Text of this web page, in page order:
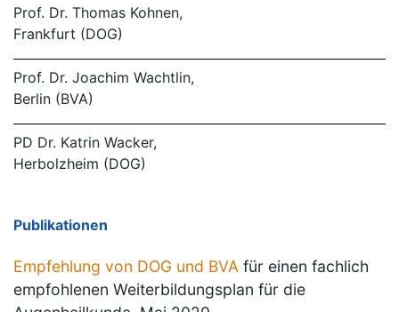
Prof. Dr. Thomas Kohnen,
Frankfurt (DOG)
Prof. Dr. Joachim Wachtlin,
Berlin (BVA)
PD Dr. Katrin Wacker,
Herbolzheim (DOG)
Publikationen
Empfehlung von DOG und BVA für einen fachlich
empfohlenen Weiterbildungsplan für die